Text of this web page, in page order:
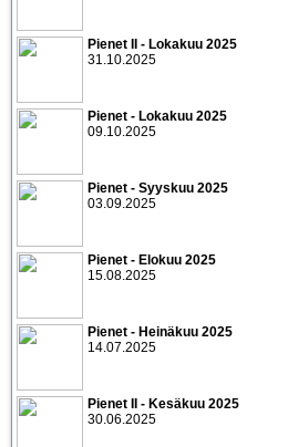
Pienet II - Lokakuu 2025
31.10.2025
Pienet - Lokakuu 2025
09.10.2025
Pienet - Syyskuu 2025
03.09.2025
Pienet - Elokuu 2025
15.08.2025
Pienet - Heinäkuu 2025
14.07.2025
Pienet II - Kesäkuu 2025
30.06.2025